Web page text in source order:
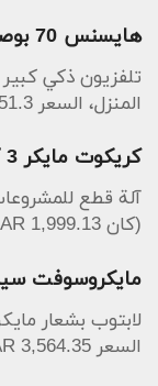
هايسنس 70 بوصة تلفزيون ذكي
تلفزيون ذكي
المنزل، السعر 1,651.3 SAR (كان 3,303.47 SAR).
كريكوت مايكر 3 آلة قطع ذكية
(كان 1,999.13 SAR).
مايكروسوفت
لابتوب بشعار
السعر 3,564.35 SAR.